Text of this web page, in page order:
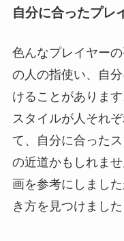
自分に合ったプレ
色んなプレイヤー
の人の指使い、自
けることがありま
スタイルが人それ
て、自分に合った
の近道かもしれま
画を参考にしまし
き方を見つけました